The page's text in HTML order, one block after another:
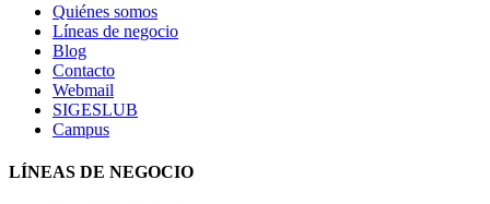
Quiénes somos
Líneas de negocio
Blog
Contacto
Webmail
SIGESLUB
Campus
LÍNEAS DE NEGOCIO